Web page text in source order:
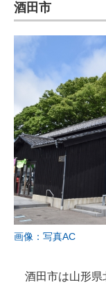
酒田市
画像：写真AC
酒田市は山形県